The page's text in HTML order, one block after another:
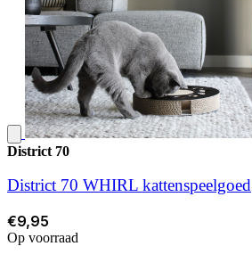
District 70
District 70 WHIRL kattenspeelgoed
€9,95
Op voorraad